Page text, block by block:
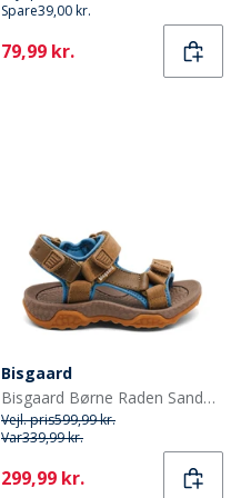
Spare39,00 kr.
Current
79,99 kr.
Bisgaard
Bisgaard Børne Raden Sandaler Olive
Vejl. pris599,99 kr.
Var339,99 kr.
Current
299,99 kr.